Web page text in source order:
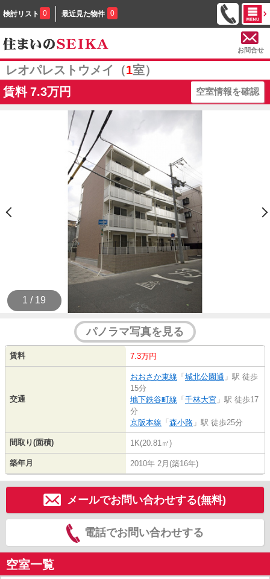
検討リスト 0 最近見た物件 0
お問合せ
レオパレストウメイ（1室）
賃料 7.3万円 空室情報を確認
1 / 19
パノラマ写真を見る
賃料 7.3万円
交通
おおさか東線 「 城北公園通 」駅 徒歩
15分
地下鉄谷町線 「 千林大宮 」駅 徒歩17
分
京阪本線 「 森小路 」駅 徒歩25分
間取り(面積) 1K(20.81㎡)
築年月 2010年 2月(築16年)
メールでお問い合わせする(無料)
電話でお問い合わせする
空室一覧